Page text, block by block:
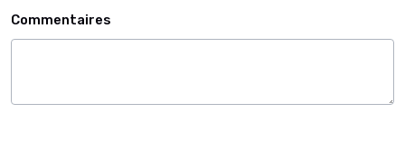
Commentaires